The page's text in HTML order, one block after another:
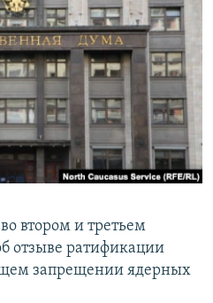
во втором и третьем
отзыве ратификации
запрещении ядерных